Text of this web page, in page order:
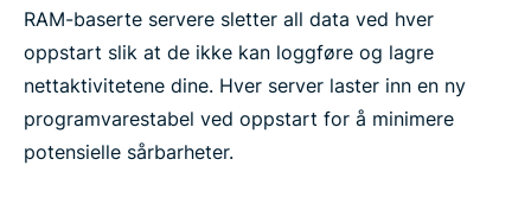
RAM-baserte servere sletter all data ved hver
oppstart slik at de ikke kan loggføre og lagre
nettaktivitetene dine. Hver server laster inn en ny
programvarestabel ved oppstart for å minimere
potensielle sårbarheter.